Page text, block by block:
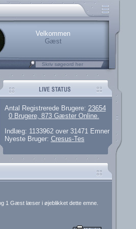
brugere
artikler og 135 guides
her.
Velkommen
Gæst
Antal Registrerede Brugere: 23654
0 Brugere, 873 Gæster Online.
Indlæg: 1133962 over 31471 Emner
Nyeste Bruger: Cresus-Tes
1 Gæst læser i øjeblikket dette emne.